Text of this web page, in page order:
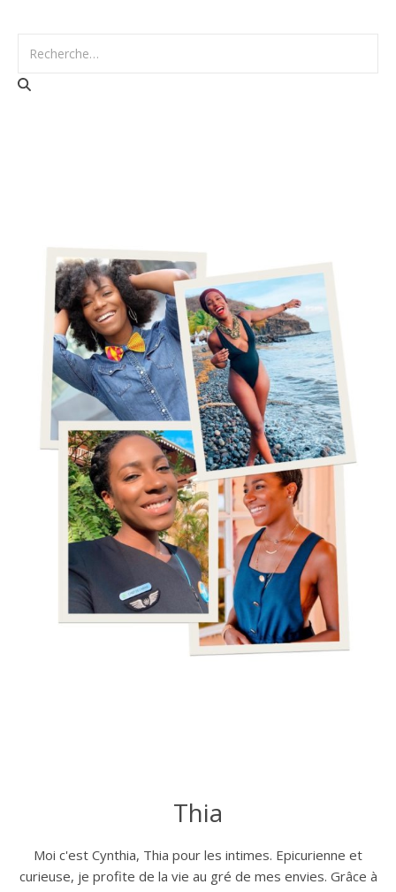
Thia
Moi c'est Cynthia, Thia pour les intimes. Epicurienne et
curieuse, je profite de la vie au gré de mes envies. Grâce à